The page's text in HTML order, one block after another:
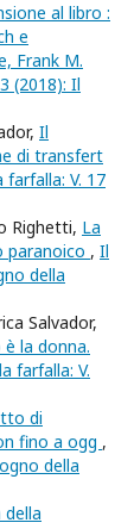
al libro :
e
Frank M.
(2018): Il
Il
di transfert
V. 17
Righetti, La
paranoico , Il
della
Salvador,
la donna.
farfalla: V.
di
fino a ogg ,
della